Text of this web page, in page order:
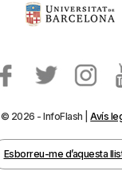
© 2026 - InfoFlash |Avís
Esborreu-me d’aquesta